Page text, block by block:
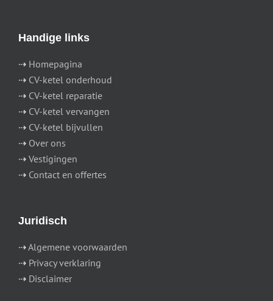
Handige links
⇢ Homepagina
⇢ CV-ketel onderhoud
⇢ CV-ketel reparatie
⇢ CV-ketel vervangen
⇢ CV-ketel bijvullen
⇢ Over ons
⇢ Vestigingen
⇢ Contact en offertes
Juridisch
⇢Algemene voorwaarden
⇢ Privacy verklaring
⇢ Disclaimer